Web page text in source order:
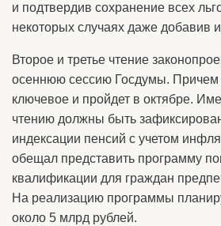
и подтвердив сохранение всех
некоторых случаях даже добавив
Второе и третье чтение
осеннюю сессию Госдумы. Причем
ключевое и пройдет в октябре.
чтению должны быть
индексации пенсий с учетом
обещал представить программу
квалификации для граждан
На реализацию программы
около 5 млрд рублей.